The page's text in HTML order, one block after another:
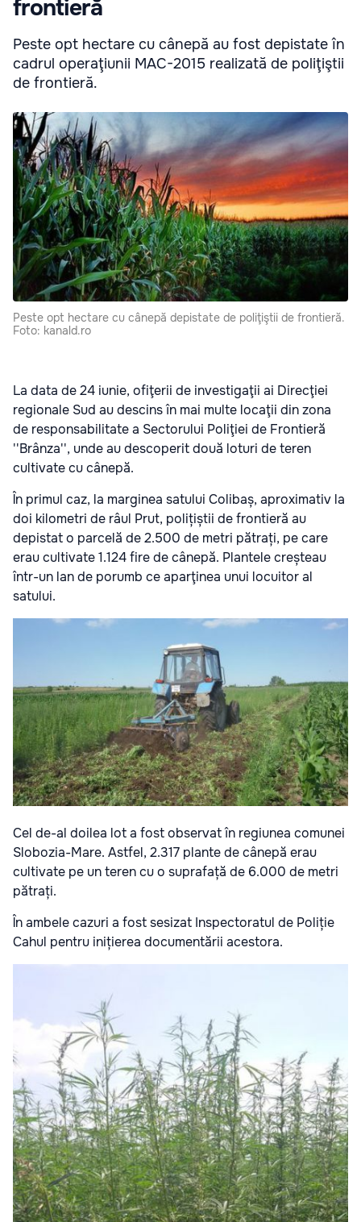
frontieră
Peste opt hectare cu cânepă au fost depistate în
cadrul operaţiunii MAC-2015 realizată de poliţiştii
de frontieră.
Peste opt hectare cu cânepă depistate de poliţiştii de frontieră.
Foto: kanald.ro
La data de 24 iunie, ofiţerii de investigaţii ai Direcţiei
regionale Sud au descins în mai multe locaţii din zona
de responsabilitate a Sectorului Poliţiei de Frontieră
''Brânza'', unde au descoperit două loturi de teren
cultivate cu cânepă.
În primul caz, la marginea satului Colibaș, aproximativ la
doi kilometri de râul Prut, polițiștii de frontieră au
depistat o parcelă de 2.500 de metri pătrați, pe care
erau cultivate 1.124 fire de cânepă. Plantele creșteau
într-un lan de porumb ce aparţinea unui locuitor al
satului.
Cel de-al doilea lot a fost observat în regiunea comunei
Slobozia-Mare. Astfel, 2.317 plante de cânepă erau
cultivate pe un teren cu o suprafață de 6.000 de metri
pătrați.
În ambele cazuri a fost sesizat Inspectoratul de Poliție
Cahul pentru inițierea documentării acestora.